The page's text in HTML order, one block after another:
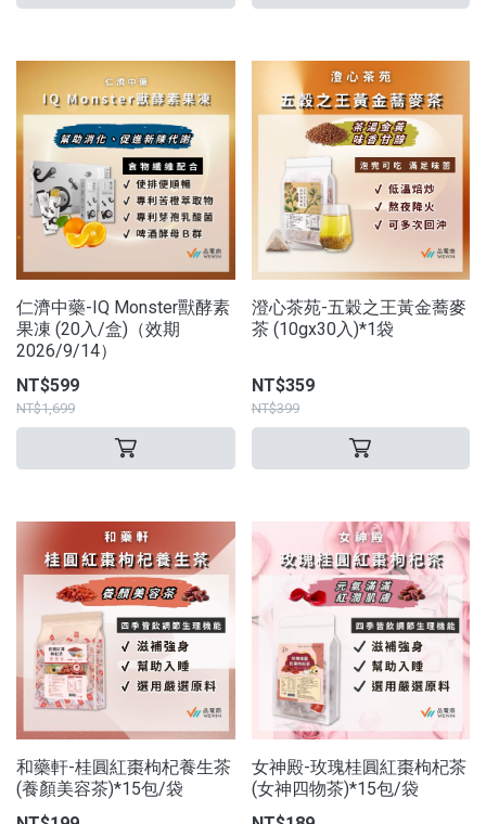
仁濟中藥-IQ Monster獸酵素
果凍 (20入/盒)（效期
2026/9/14）
NT$599
NT$1,699
澄心茶苑-五穀之王黃金蕎麥
茶 (10gx30入)*1袋
NT$359
NT$399
和藥軒-桂圓紅棗枸杞養生茶
(養顏美容茶)*15包/袋
女神殿-玫瑰桂圓紅棗枸杞茶
(女神四物茶)*15包/袋